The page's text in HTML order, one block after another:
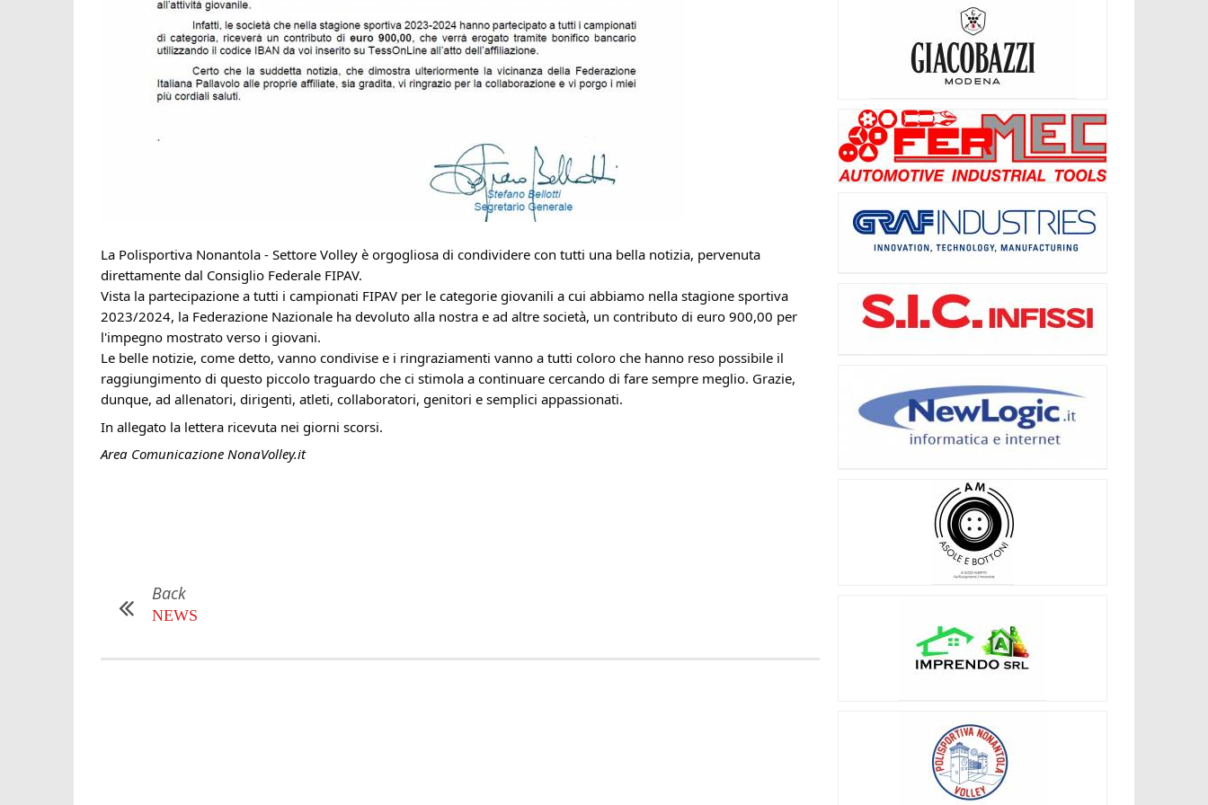
La Polisportiva Nonantola - Settore Volley è orgogliosa di condividere con tutti una bella notizia, pervenuta
direttamente dal Consiglio Federale FIPAV.
Vista la partecipazione a tutti i campionati FIPAV per le categorie giovanili a cui abbiamo nella stagione sportiva
2023/2024, la Federazione Nazionale ha devoluto alla nostra e ad altre società, un contributo di euro 900,00 per
l'impegno mostrato verso i giovani.
Le belle notizie, come detto, vanno condivise e i ringraziamenti vanno a tutti coloro che hanno reso possibile il
raggiungimento di questo piccolo traguardo che ci stimola a continuare cercando di fare sempre meglio. Grazie,
dunque, ad allenatori, dirigenti, atleti, collaboratori, genitori e semplici appassionati.
In allegato la lettera ricevuta nei giorni scorsi.
Area Comunicazione NonaVolley.it
Back
NEWS